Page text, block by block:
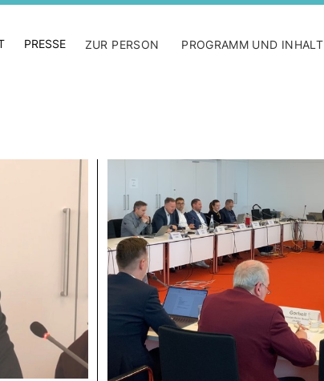
PRESSE ZUR PERSON PROGRAMM UND INHALT